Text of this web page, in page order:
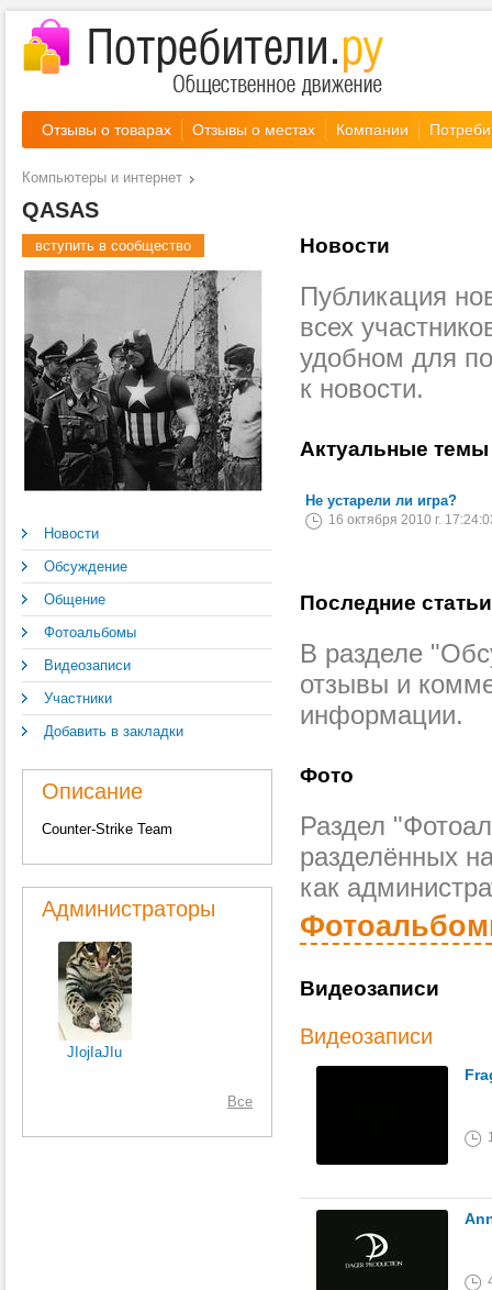
Отзывы о товарах Отзывы о местах Компании
Компьютеры и интернет
QASAS
вступить в сообщество
Новости
Обсуждение
Общение
Фотоальбомы
Видеозаписи
Участники
Добавить в закладки
Описание
Counter-Strike Team
Администраторы
JIojIaJIu
Все
Новости
Публикация
всех
удобном для
к новости.
Актуальные темы
Не устарели ли игра?
16 октября 2010 г.
Последние статьи
В разделе
отзывы и
информации.
Фото
Раздел
разделённых
как
Видеозаписи
Видеозаписи